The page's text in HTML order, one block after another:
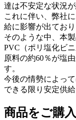
達は不安定な状況が
これに伴い、弊社
給に影響が出ており
そのような中、本
PVC（ポリ塩化ビニ
原料の約60％が塩
す。
今後の情勢によっ
できる限り安定供
商品をご購